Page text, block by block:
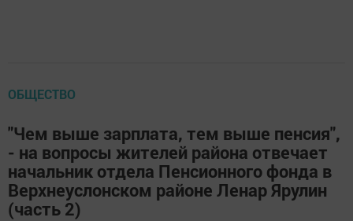
ОБЩЕСТВО
"Чем выше зарплата, тем выше пенсия",
- на вопросы жителей района отвечает
начальник отдела Пенсионного фонда в
Верхнеуслонском районе Ленар Ярулин
(часть 2)